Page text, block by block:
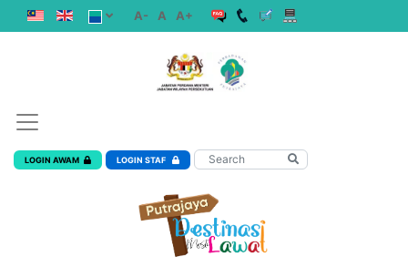
A- A A+
LOGIN AWAM LOGIN STAF